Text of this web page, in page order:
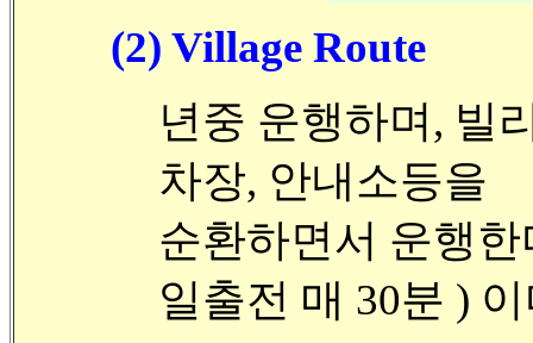
(2) Village Route
년중 운행하며, 빌
차장, 안내소등을
순환하면서 운행
일출전 매 30분 )